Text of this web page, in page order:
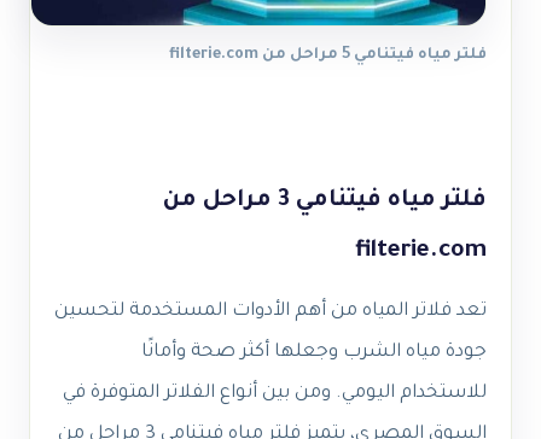
فلتر مياه فيتنامي 5 مراحل من filterie.com
فلتر مياه فيتنامي 3 مراحل من
filterie.com
تعد فلاتر المياه من أهم الأدوات المستخدمة لتحسين
جودة مياه الشرب وجعلها أكثر صحة وأمانًا
للاستخدام اليومي. ومن بين أنواع الفلاتر المتوفرة في
السوق المصري، يتميز فلتر مياه فيتنامي 3 مراحل من